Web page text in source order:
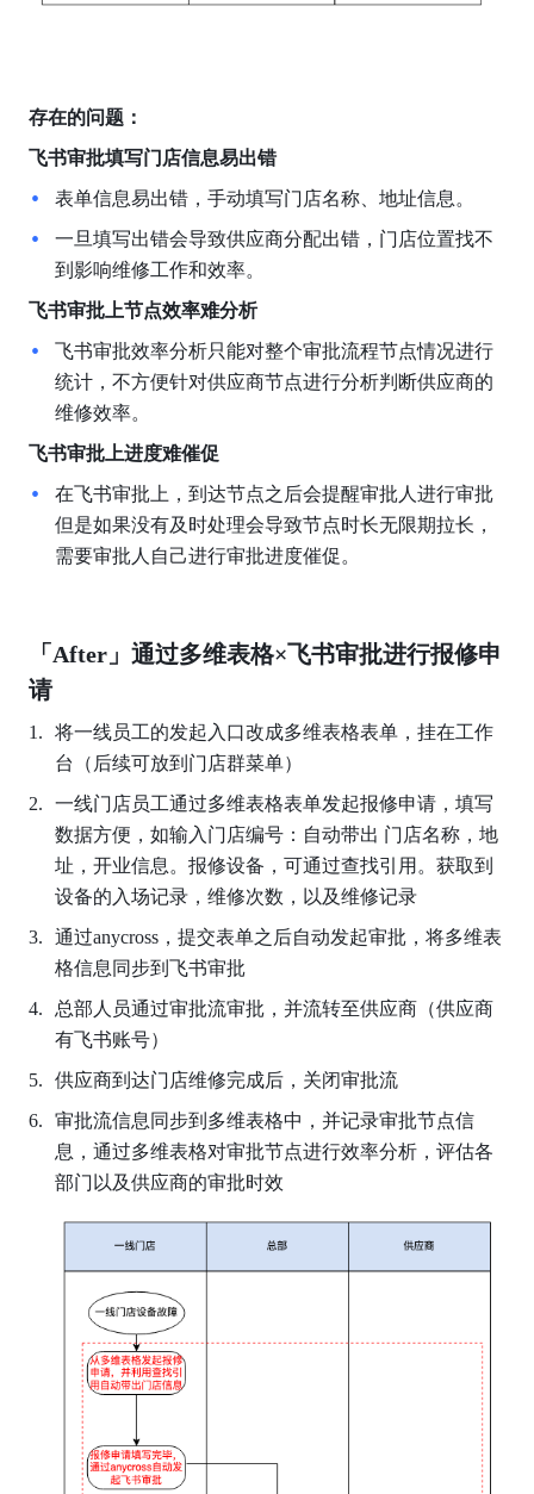
存在的问题：
飞书审批填写门店信息易出错
表单信息易出错，手动填写门店名称、地址信息。
一旦填写出错会导致供应商分配出错，门店位置找不
到影响维修工作和效率。
飞书审批上节点效率难分析
飞书审批效率分析只能对整个审批流程节点情况进行
统计，不方便针对供应商节点进行分析判断供应商的
维修效率。
飞书审批上进度难催促
在飞书审批上，到达节点之后会提醒审批人进行审批
但是如果没有及时处理会导致节点时长无限期拉长，
需要审批人自己进行审批进度催促。
「After」通过多维表格×飞书审批进行报修申
请
将一线员工的发起入口改成多维表格表单，挂在工作
台（后续可放到门店群菜单）
一线门店员工通过多维表格表单发起报修申请，填写
数据方便，如输入门店编号：自动带出 门店名称，地
址，开业信息。报修设备，可通过查找引用。获取到
设备的入场记录，维修次数，以及维修记录
通过anycross，提交表单之后自动发起审批，将多维表
格信息同步到飞书审批
总部人员通过审批流审批，并流转至供应商（供应商
有飞书账号）
供应商到达门店维修完成后，关闭审批流
审批流信息同步到多维表格中，并记录审批节点信
息，通过多维表格对审批节点进行效率分析，评估各
部门以及供应商的审批时效